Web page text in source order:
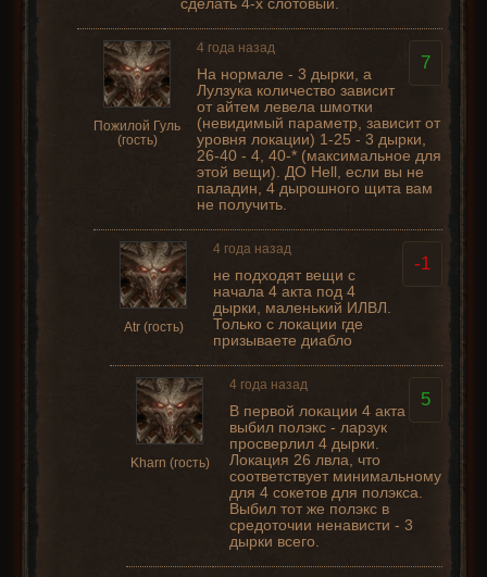
Пожилой Гуль
(гость)
7
4 года назад
На нормале - 3 дырки, а
Лулзука количество зависит
от айтем левела шмотки
(невидимый параметр, зависит от
уровня локации) 1-25 - 3 дырки,
26-40 - 4, 40-* (максимальное для
этой вещи). ДО Hell, если вы не
паладин, 4 дырошного щита вам
не получить.
Atr (гость)
-1
4 года назад
не подходят вещи с
начала 4 акта под 4
дырки, маленький ИЛВЛ.
Только с локации где
призываете диабло
Kharn (гость)
5
4 года назад
В первой локации 4 акта
выбил полэкс - ларзук
просверлил 4 дырки.
Локация 26 лвла, что
соответствует минимальному
для 4 сокетов для полэкса.
Выбил тот же полэкс в
средоточии ненависти - 3
дырки всего.